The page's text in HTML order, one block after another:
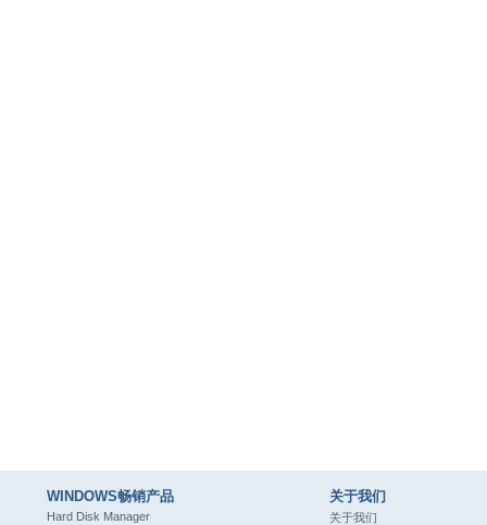
WINDOWS畅销产品
Hard Disk Manager
关于我们
关于我们